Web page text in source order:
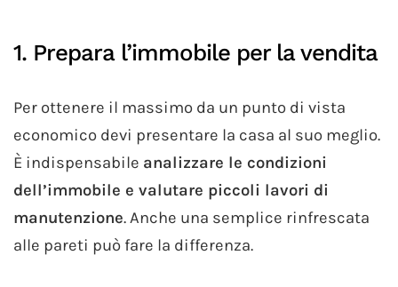
1. Prepara l’immobile per la vendita
Per ottenere il massimo da un punto di vista
economico devi presentare la casa al suo meglio.
È indispensabile analizzare le condizioni
dell’immobile e valutare piccoli lavori di
manutenzione. Anche una semplice rinfrescata
alle pareti può fare la differenza.